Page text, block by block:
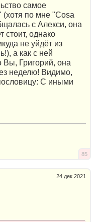
самое
(хотя по мне "Cosa
с Алекси, она
стоит, однако
не уйдёт из
а как с ней
Вы, Григорий, она
неделю! Видимо,
С иными
85
24 дек 2021